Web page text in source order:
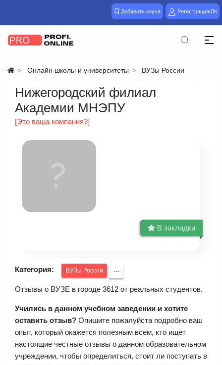
Добавить коуча Регистрация/ЛК
Онлайн школы и университеты ВУЗы России
Нижегородский филиал
Академии МНЭПУ
[Это ваша компания?]
В закладки
Категория: ВУЗы России ---
Отзывы о ВУЗЕ в городе 3612 от реальных студентов.
Учились в данном учебном заведении и хотите
оставить отзыв? Опишите пожалуйста подробно ваш
опыт, который окажется полезным всем, кто ищет
настоящие честные отзывы о данном образовательном
учреждении, чтобы определиться, стоит ли поступать в